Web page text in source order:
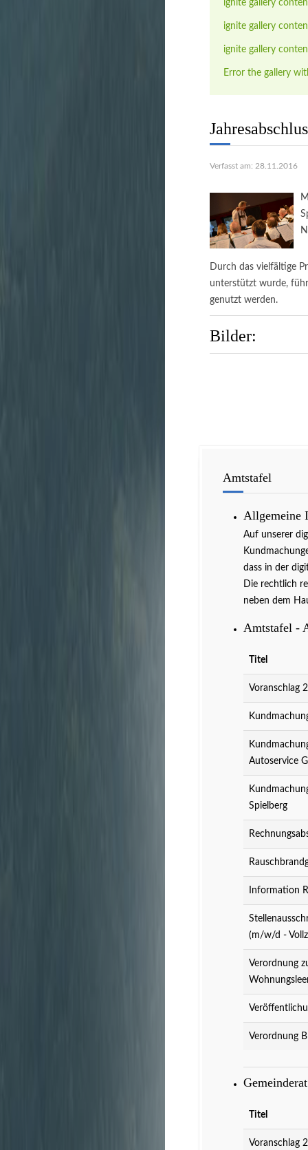
ignite gallery
ignite gallery
ignite gallery
Error the gallery
Verfasst am: 28.11.2016
Durch das vielfältige
unterstützt wurde,
genutzt werden.
Bilder:
Amtstafel
Allgemeine
Auf unserer
dass in der
Die rechtlich
neben dem
Amtstafel -
Titel
Voranschlag
Autoservice
Spielberg
Information
(m/w/d -
Verordnung
Verordnung
Titel
Voranschlag